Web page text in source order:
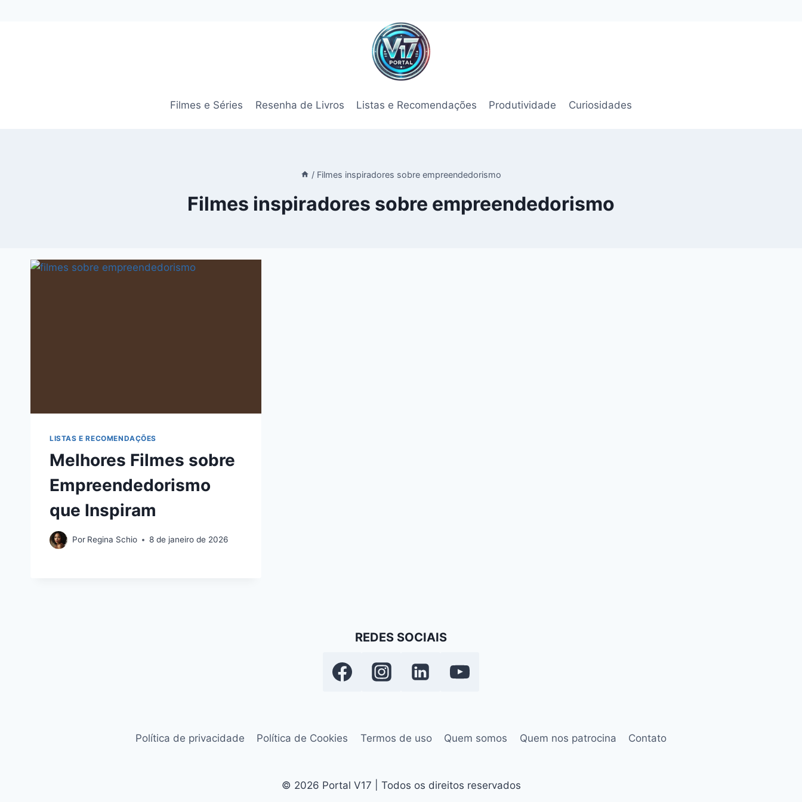
Filmes e Séries Resenha de Livros Listas e Recomendações Produtividade Curiosidades
/ Filmes inspiradores sobre empreendedorismo
Filmes inspiradores sobre empreendedorismo
LISTAS E RECOMENDAÇÕES
Melhores Filmes sobre
Empreendedorismo
que Inspiram
Por Regina Schio 8 de janeiro de 2026
REDES SOCIAIS
Política de privacidade Política de Cookies Termos de uso Quem somos Quem nos patrocina Contato
© 2026 Portal V17 | Todos os direitos reservados